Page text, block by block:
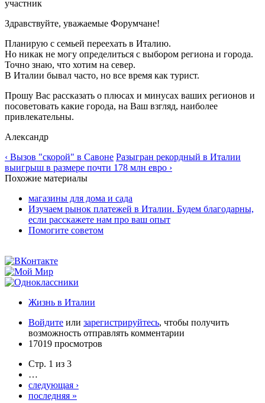
участник
Здравствуйте, уважаемые Форумчане!
Планирую с семьей переехать в Италию.
Но никак не могу определиться с выбором региона и города.
Точно знаю, что хотим на север.
В Италии бывал часто, но все время как турист.
Прошу Вас рассказать о плюсах и минусах ваших регионов и
посоветовать какие города, на Ваш взгляд, наиболее
привлекательны.
Александр
‹ Вызов "скорой" в Савоне Разыгран рекордный в Италии
выигрыш в размере почти 178 млн евро ›
Похожие материалы
магазины для дома и сада
Изучаем рынок платежей в Италии. Будем благодарны,
если расскажете нам про ваш опыт
Помогите советом
Жизнь в Италии
Войдите или зарегистрируйтесь, чтобы получить
возможность отправлять комментарии
17019 просмотров
Стр. 1 из 3
…
следующая ›
последняя »